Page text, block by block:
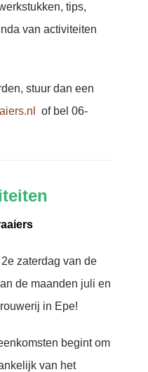
tips,
van activiteiten
stuur dan een
of bel 06-
zaterdag van de
de maanden juli en
in Epe!
begint om
van het